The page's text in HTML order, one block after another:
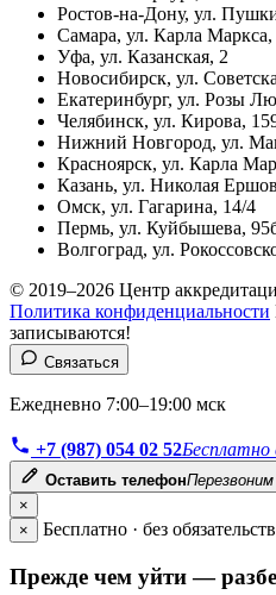
Ростов-на-Дону, ул.
Самара, ул. Карла
Уфа, ул. Казанская, 2
Новосибирск, ул.
Екатеринбург, ул. Розы
Челябинск, ул. Кирова,
Нижний Новгород, ул.
Красноярск, ул. Карла
Казань, ул. Николая
Омск, ул. Гагарина, 14/4
Пермь, ул. Куйбышева,
Волгоград, ул.
© 2019–2026 Центр
Политика конфиденциальности
записываются!
Связаться
Ежедневно 7:00–19:00 мск
+7 (987) 054 02 52
Оставить телефон
×
×
Бесплатно · без обязательств
Прежде чем уйти —